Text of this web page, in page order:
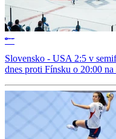
Slovensko - USA 2:5 v
dnes proti Fínsku o 20:00